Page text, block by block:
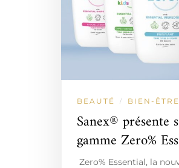
BEAUTÉ / BIEN-ÊTRE
Sanex® présente
gamme Zero%
Zero% Essential, la